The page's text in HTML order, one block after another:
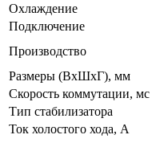
Охлаждение
Подключение
Производство
Размеры (ВхШхГ), мм
Скорость коммутации, мс
Тип стабилизатора
Ток холостого хода, А